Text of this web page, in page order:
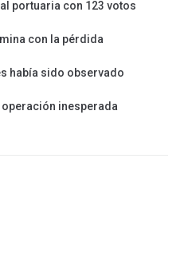
portuaria con 123 votos
con la pérdida
había sido observado
operación inesperada